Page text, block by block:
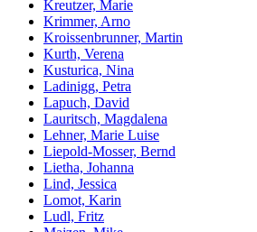
Kreutzer, Marie
Krimmer, Arno
Kroissenbrunner, Martin
Kurth, Verena
Kusturica, Nina
Ladinigg, Petra
Lapuch, David
Lauritsch, Magdalena
Lehner, Marie Luise
Liepold-Mosser, Bernd
Lietha, Johanna
Lind, Jessica
Lomot, Karin
Ludl, Fritz